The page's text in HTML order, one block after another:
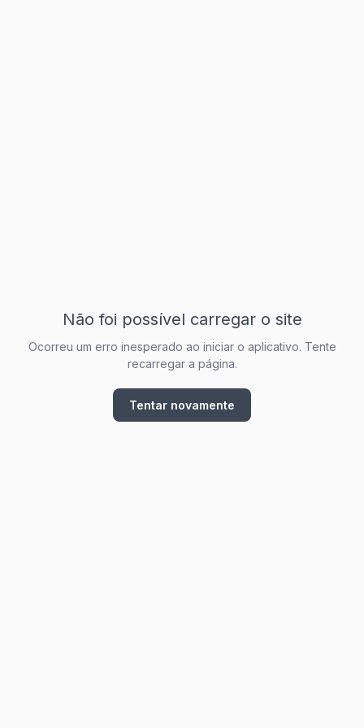
Não foi possível carregar o site
Ocorreu um erro inesperado ao iniciar o aplicativo. Tente
recarregar a página.
Tentar novamente